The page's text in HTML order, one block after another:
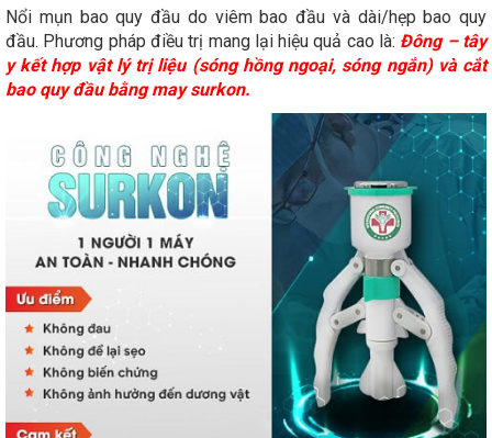
Nổi mụn bao quy đầu do viêm bao đầu và dài/hẹp bao quy
đầu. Phương pháp điều trị mang lại hiệu quả cao là: Đông – tây
y kết hợp vật lý trị liệu (sóng hồng ngoại, sóng ngắn) và cắt
bao quy đầu bằng may surkon.